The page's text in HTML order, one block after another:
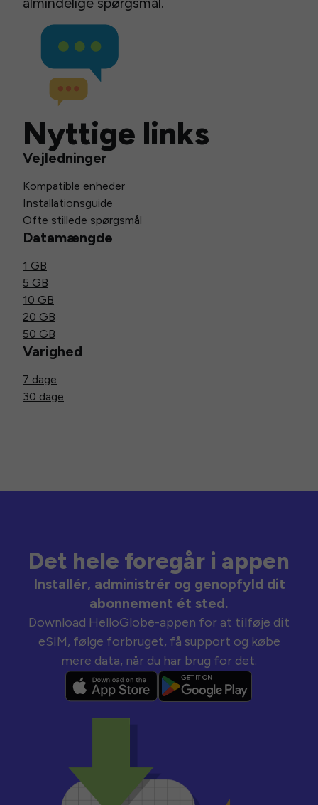
Nyttige links
Vejledninger
Kompatible enheder
Installationsguide
Ofte stillede spørgsmål
Datamængde
1 GB
5 GB
10 GB
20 GB
50 GB
Varighed
7 dage
30 dage
Det hele foregår i appen
Installér, administrér og genopfyld dit
abonnement ét sted.
Download HelloGlobe-appen for at tilføje dit
eSIM, følge forbruget, få support og købe
mere data, når du har brug for det.